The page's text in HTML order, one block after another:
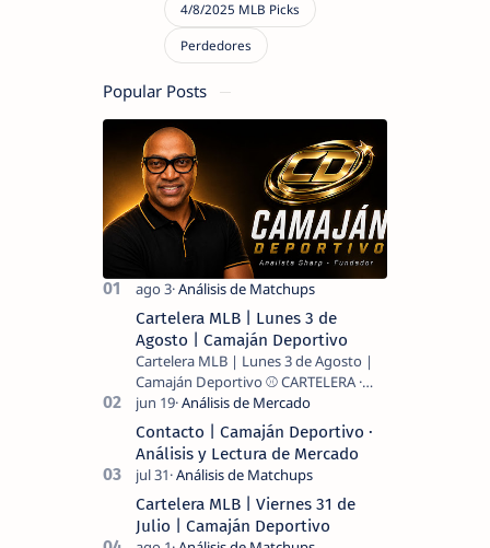
Popular Posts
Cartelera MLB | Lunes 3 de
Agosto | Camaján Deportivo
Cartelera MLB | Lunes 3 de Agosto |
Camaján Deportivo ⚾ CARTELERA ·
Contacto | Camaján Deportivo ·
Análisis y Lectura de Mercado
Cartelera MLB | Viernes 31 de
Julio | Camaján Deportivo